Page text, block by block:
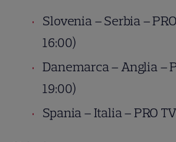
Slovenia – Serbia –
16:00)
Danemarca – Anglia –
19:00)
Spania – Italia – PRO